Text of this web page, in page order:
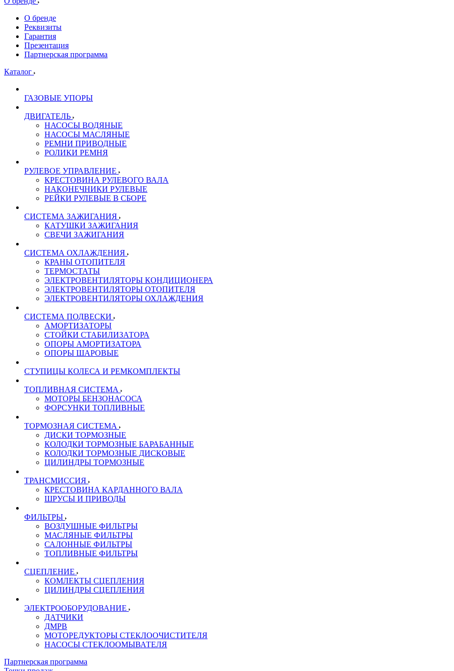
О бренде
Реквизиты
Гарантия
Презентация
Партнерская программа
Каталог
ГАЗОВЫЕ УПОРЫ
ДВИГАТЕЛЬ
НАСОСЫ ВОДЯНЫЕ
НАСОСЫ МАСЛЯНЫЕ
РЕМНИ ПРИВОДНЫЕ
РОЛИКИ РЕМНЯ
РУЛЕВОЕ УПРАВЛЕНИЕ
КРЕСТОВИНА РУЛЕВОГО ВАЛА
НАКОНЕЧНИКИ РУЛЕВЫЕ
РЕЙКИ РУЛЕВЫЕ В СБОРЕ
СИСТЕМА ЗАЖИГАНИЯ
КАТУШКИ ЗАЖИГАНИЯ
СВЕЧИ ЗАЖИГАНИЯ
СИСТЕМА ОХЛАЖДЕНИЯ
КРАНЫ ОТОПИТЕЛЯ
ТЕРМОСТАТЫ
ЭЛЕКТРОВЕНТИЛЯТОРЫ КОНДИЦИОНЕРА
ЭЛЕКТРОВЕНТИЛЯТОРЫ ОТОПИТЕЛЯ
ЭЛЕКТРОВЕНТИЛЯТОРЫ ОХЛАЖДЕНИЯ
СИСТЕМА ПОДВЕСКИ
АМОРТИЗАТОРЫ
СТОЙКИ СТАБИЛИЗАТОРА
ОПОРЫ АМОРТИЗАТОРА
ОПОРЫ ШАРОВЫЕ
СТУПИЦЫ КОЛЕСА И РЕМКОМПЛЕКТЫ
ТОПЛИВНАЯ СИСТЕМА
МОТОРЫ БЕНЗОНАСОСА
ФОРСУНКИ ТОПЛИВНЫЕ
ТОРМОЗНАЯ СИСТЕМА
ДИСКИ ТОРМОЗНЫЕ
КОЛОДКИ ТОРМОЗНЫЕ БАРАБАННЫЕ
КОЛОДКИ ТОРМОЗНЫЕ ДИСКОВЫЕ
ЦИЛИНДРЫ ТОРМОЗНЫЕ
ТРАНСМИССИЯ
КРЕСТОВИНА КАРДАННОГО ВАЛА
ШРУСЫ И ПРИВОДЫ
ФИЛЬТРЫ
ВОЗДУШНЫЕ ФИЛЬТРЫ
МАСЛЯНЫЕ ФИЛЬТРЫ
САЛОННЫЕ ФИЛЬТРЫ
ТОПЛИВНЫЕ ФИЛЬТРЫ
СЦЕПЛЕНИЕ
КОМЛЕКТЫ СЦЕПЛЕНИЯ
ЦИЛИНДРЫ СЦЕПЛЕНИЯ
ЭЛЕКТРООБОРУДОВАНИЕ
ДАТЧИКИ
ДМРВ
МОТОРЕДУКТОРЫ СТЕКЛООЧИСТИТЕЛЯ
НАСОСЫ СТЕКЛООМЫВАТЕЛЯ
Партнерская программа